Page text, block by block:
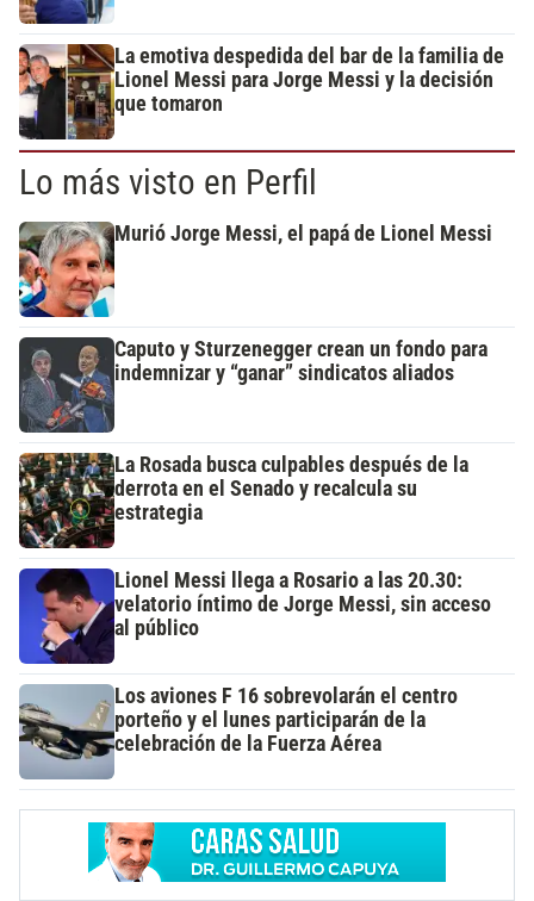
La emotiva despedida del bar de la familia de
Lionel Messi para Jorge Messi y la decisión
que tomaron
Lo más visto en Perfil
Murió Jorge Messi, el papá de Lionel Messi
Caputo y Sturzenegger crean un fondo para
indemnizar y “ganar” sindicatos aliados
La Rosada busca culpables después de la
derrota en el Senado y recalcula su
estrategia
Lionel Messi llega a Rosario a las 20.30:
velatorio íntimo de Jorge Messi, sin acceso
al público
Los aviones F 16 sobrevolarán el centro
porteño y el lunes participarán de la
celebración de la Fuerza Aérea